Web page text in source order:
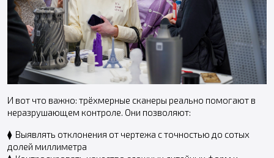
И вот что важно: трёхмерные сканеры реально помогают в
неразрушающем контроле. Они позволяют:
⧫ Выявлять отклонения от чертежа с точностью до сотых
долей миллиметра